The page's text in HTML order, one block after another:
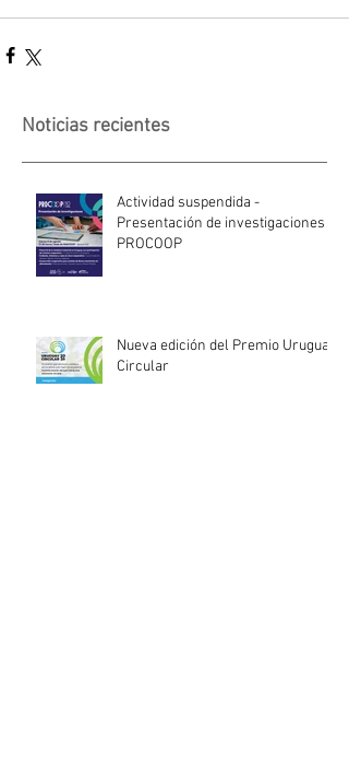
Noticias recientes
Actividad suspendida -
Presentación de investigaciones -
PROCOOP
Nueva edición del Premio Uruguay
Circular